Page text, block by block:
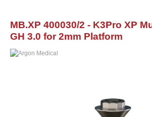
MB.XP 400030/2 - K3Pro XP
GH 3.0 for 2mm Platform